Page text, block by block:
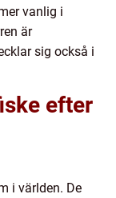
vanlig i
är
sig också i
efter
i världen. De